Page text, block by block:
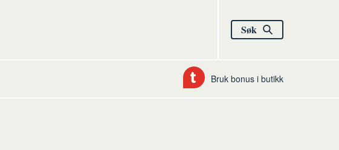
Søk
Bruk bonus i butikk